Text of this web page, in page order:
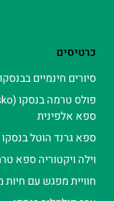
כרטיסים
סיורים חינמיים בבנסקו
ספא אלפינית
ספא גרנד הוטל
וילה ויקטוריה ספא
חוויית מפגש עם חיות